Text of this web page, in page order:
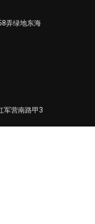
弄绿地东海
军营南路甲3